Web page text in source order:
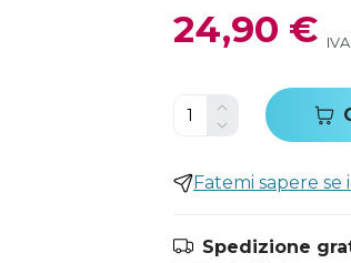
24,90 €
Fatemi sapere
Spedizione